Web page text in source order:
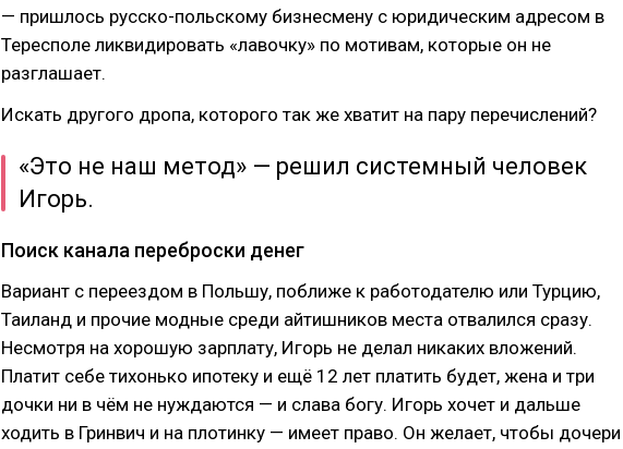
— пришлось русско-польскому бизнесмену с юридическим адресом в
Тересполе ликвидировать «лавочку» по мотивам, которые он не
разглашает.
Искать другого дропа, которого так же хватит на пару перечислений?
«Это не наш метод» — решил системный человек
Игорь.
Поиск канала переброски денег
Вариант с переездом в Польшу, поближе к работодателю или Турцию,
Таиланд и прочие модные среди айтишников места отвалился сразу.
Несмотря на хорошую зарплату, Игорь не делал никаких вложений.
Платит себе тихонько ипотеку и ещё 12 лет платить будет, жена и три
дочки ни в чём не нуждаются — и слава богу. Игорь хочет и дальше
ходить в Гринвич и на плотинку — имеет право. Он желает, чтобы дочери